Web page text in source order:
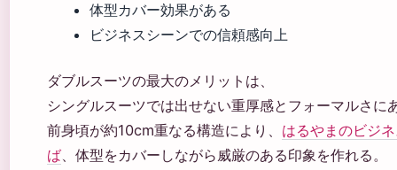
体型カバー効果がある
ビジネスシーンでの信頼感向上
ダブルスーツの最大のメリットは、
シングルスーツでは出せない重厚感とフォーマルさに
前身頃が約10cm重なる構造により、 はるやまのビジ
ば、体型をカバーしながら威厳のある印象を作れる。